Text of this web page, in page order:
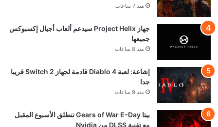
منذ 7 ساعات
جهاز Project Helix سيدعم ألعاب أجيال إكسبوكس
جميعها
منذ 8 ساعات
إشاعة: لعبة Diablo 4 قادمة لجهاز Switch 2 قريبا
جدا
منذ 9 ساعات
بيتا Gears of War E-Day تنطلق الأسبوع المقبل
مع تقنية DLSS من Nvidia